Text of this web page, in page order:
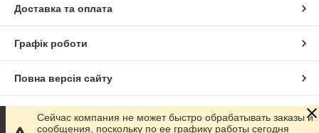
Доставка та оплата
Графік роботи
Повна версія сайту
Сайт створено на маркетплейсі Prom.ua
Сейчас компания не может быстро обрабатывать заказы и
сообщения, поскольку по ее графику работы сегодня